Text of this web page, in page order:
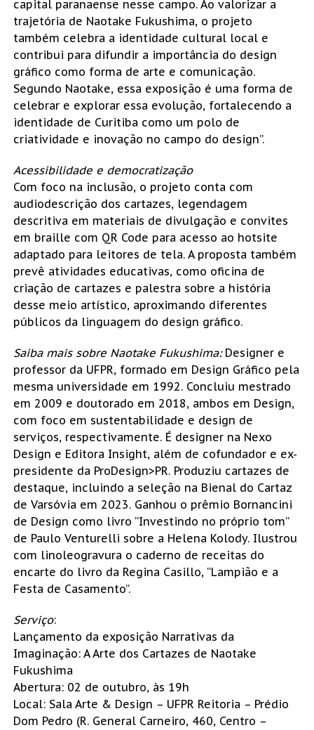
capital paranaense nesse campo. Ao valorizar a
trajetória de Naotake Fukushima, o projeto
também celebra a identidade cultural local e
contribui para difundir a importância do design
gráfico como forma de arte e comunicação.
Segundo Naotake, essa exposição é uma forma de
celebrar e explorar essa evolução, fortalecendo a
identidade de Curitiba como um polo de
criatividade e inovação no campo do design”.
Acessibilidade e democratização
Com foco na inclusão, o projeto conta com
audiodescrição dos cartazes, legendagem
descritiva em materiais de divulgação e convites
em braille com QR Code para acesso ao hotsite
adaptado para leitores de tela. A proposta também
prevê atividades educativas, como oficina de
criação de cartazes e palestra sobre a história
desse meio artístico, aproximando diferentes
públicos da linguagem do design gráfico.
Saiba mais sobre Naotake Fukushima:Designer e
professor da UFPR, formado em Design Gráfico pela
mesma universidade em 1992. Concluiu mestrado
em 2009 e doutorado em 2018, ambos em Design,
com foco em sustentabilidade e design de
serviços, respectivamente. É designer na Nexo
Design e Editora Insight, além de cofundador e ex-
presidente da ProDesign>PR. Produziu cartazes de
destaque, incluindo a seleção na Bienal do Cartaz
de Varsóvia em 2023. Ganhou o prêmio Bornancini
de Design como livro “Investindo no próprio tom”
de Paulo Venturelli sobre a Helena Kolody. Ilustrou
com linoleogravura o caderno de receitas do
encarte do livro da Regina Casillo, “Lampião e a
Festa de Casamento”.
Serviço:
Lançamento da exposição Narrativas da
Imaginação: A Arte dos Cartazes de Naotake
Fukushima
Abertura: 02 de outubro, às 19h
Local: Sala Arte & Design – UFPR Reitoria – Prédio
Dom Pedro (R. General Carneiro, 460, Centro –